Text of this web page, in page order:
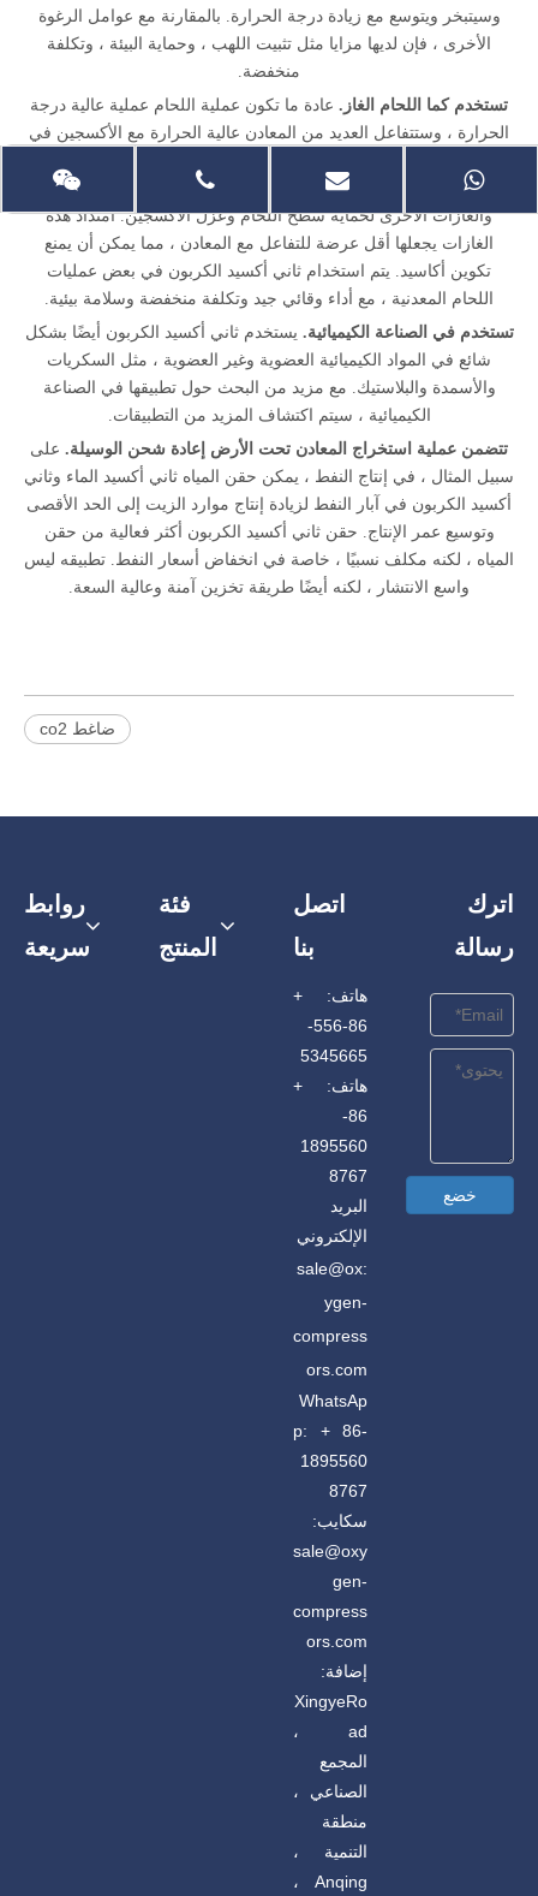
وسيتبخر ويتوسع مع زيادة درجة الحرارة. بالمقارنة مع عوامل الرغوة
الأخرى ، فإن لديها مزايا مثل تثبيت اللهب ، وحماية البيئة ، وتكلفة
منخفضة.
تستخدم كما اللحام الغاز. عادة ما تكون عملية اللحام عملية عالية درجة
الحرارة ، وستتفاعل العديد من المعادن عالية الحرارة مع الأكسجين في
وحتى لا اللحام. يتم استخدام ثاني أكسيد الكربون والنيتروجين والأرجون
والغازات الأخرى لحماية سطح اللحام وعزل الأكسجين. امتداد هذه
الغازات يجعلها أقل عرضة للتفاعل مع المعادن ، مما يمكن أن يمنع
تكوين أكاسيد. يتم استخدام ثاني أكسيد الكربون في بعض عمليات
اللحام المعدنية ، مع أداء وقائي جيد وتكلفة منخفضة وسلامة بيئية.
تستخدم في الصناعة الكيميائية. يستخدم ثاني أكسيد الكربون أيضًا بشكل
شائع في المواد الكيميائية العضوية وغير العضوية ، مثل السكريات
والأسمدة والبلاستيك. مع مزيد من البحث حول تطبيقها في الصناعة
الكيميائية ، سيتم اكتشاف المزيد من التطبيقات.
تتضمن عملية استخراج المعادن تحت الأرض إعادة شحن الوسيلة. على
سبيل المثال ، في إنتاج النفط ، يمكن حقن المياه ثاني أكسيد الماء وثاني
أكسيد الكربون في آبار النفط لزيادة إنتاج موارد الزيت إلى الحد الأقصى
وتوسيع عمر الإنتاج. حقن ثاني أكسيد الكربون أكثر فعالية من حقن
المياه ، لكنه مكلف نسبيًا ، خاصة في انخفاض أسعار النفط. تطبيقه ليس
واسع الانتشار ، لكنه أيضًا طريقة تخزين آمنة وعالية السعة.
ضاغط co2
روابط
سريعة
فئة
المنتج
اتصل
بنا
هاتف: +
86-556-
5345665
هاتف: +
86-
1895560
8767
البريد
الإلكتروني
:
sale@ox
ygen-
compress
ors.com
WhatsAp
p: + 86-
1895560
8767
سكايب:
sale@oxy
gen-
compress
ors.com
إضافة:
XingyeRo
ad ،
المجمع
الصناعي ،
منطقة
التنمية ،
Anqing ،
اترك
رسالة
خضع